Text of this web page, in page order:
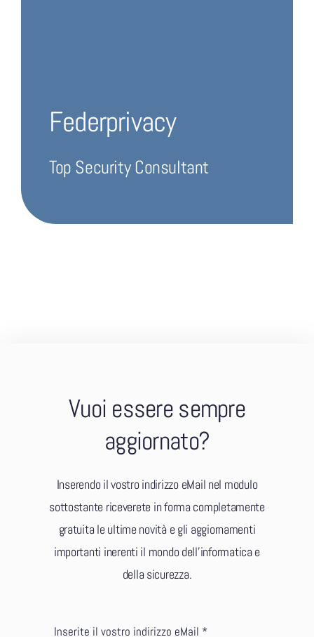
Federprivacy
Top Security Consultant
Vuoi essere sempre
aggiornato?
Inserendo il vostro indirizzo eMail nel modulo
sottostante riceverete in forma completamente
gratuita le ultime novità e gli aggiornamenti
importanti inerenti il mondo dell’informatica e
della sicurezza.